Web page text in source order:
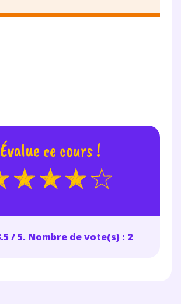
Évalue ce cours !
/ 5. Nombre de vote(s) : 2